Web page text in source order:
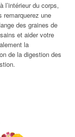
l’intérieur du corps,
une
des graines de
et aider votre
la
de la digestion des